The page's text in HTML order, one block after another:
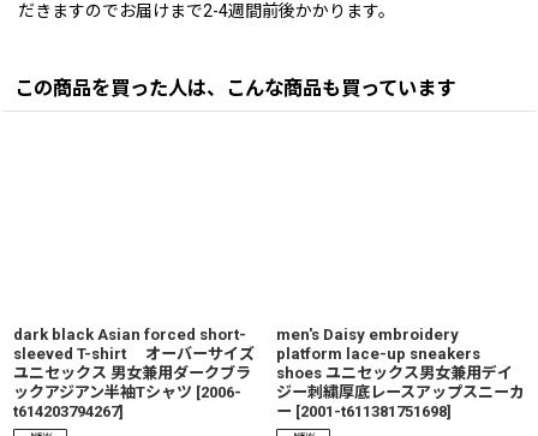
だきますのでお届けまで2-4週間前後かかります。
この商品を買った人は、こんな商品も買っています
dark black Asian forced short-
sleeved T-shirt オーバーサイズ
ユニセックス 男女兼用ダークブラ
ックアジアン半袖Tシャツ [2006-
t614203794267]
men's Daisy embroidery
platform lace-up sneakers
shoes ユニセックス男女兼用デイ
ジー刺繍厚底レースアップスニーカ
ー [2001-t611381751698]